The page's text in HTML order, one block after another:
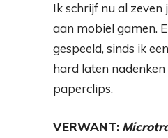
Ik schrijf nu al
aan mobiel gamen.
gespeeld, sinds ik
hard laten
paperclips.
VERWANT: